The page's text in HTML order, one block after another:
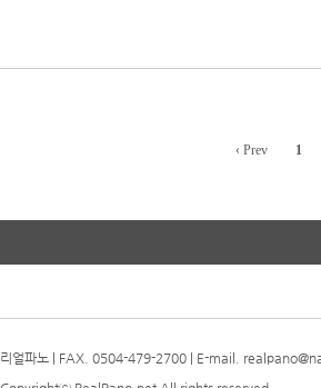
‹ Prev 1
리얼파노 | FAX. 0504-479-2700 | E-mail.